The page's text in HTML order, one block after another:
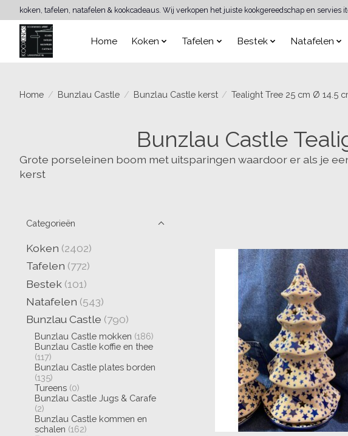
koken, tafelen, natafelen & kookcadeaus. Wij verkopen het juiste kookgereedschap en
Home Koken Tafelen Bestek Natafelen
Home / Bunzlau Castle / Bunzlau Castle kerst / Tealight Tree 25 cm Ø 14.5
Bunzlau Castle
Grote porseleinen boom met uitsparingen waardoor er als je
kerst
Categorieën
Koken (2402)
Tafelen (772)
Bestek (101)
Natafelen (543)
Bunzlau Castle (790)
Bunzlau Castle mokken (186)
Bunzlau Castle koffie en thee
(117)
Bunzlau Castle plates borden
(135)
Tureens (0)
Bunzlau Castle Jugs & Carafe
(2)
Bunzlau Castle kommen en
schalen (162)